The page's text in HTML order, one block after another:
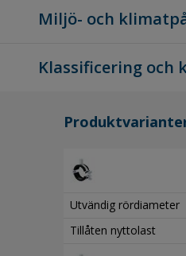
Miljö- och
Klassificering
Utvändig rördiameter
Tillåten nyttolast